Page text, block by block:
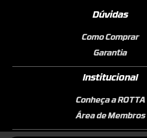
Dúvidas
Como Comprar
Garantia
Institucional
Conheça a ROTTA
Área de Membros